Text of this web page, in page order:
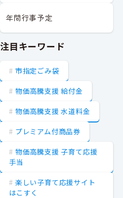
年間行事予定
注目キーワード
市指定ごみ袋
物価高騰支援 給付金
物価高騰支援 水道料金
プレミアム付商品券
物価高騰支援 子育て応援
手当
楽しい子育て応援サイト
はこすく